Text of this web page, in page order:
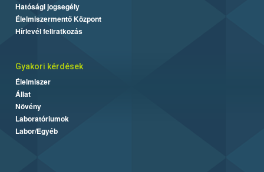
Hatósági jogsegély
Élelmiszermentő Központ
Hírlevél feliratkozás
Gyakori kérdések
Élelmiszer
Állat
Növény
Laboratóriumok
Labor/Egyéb